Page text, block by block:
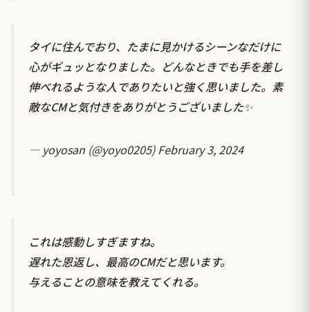
タイに住んでおり、たまに見かけるシーンなだけに
心がギュッとなりました。どんなときでも手を差し
伸べれるような人でありたいと強く思いました。素
敵なCMと気付きをありがとうございました✨
— yoyosan (@yoyo0205)February 3, 2024
これは感動しすぎますね。
遅れた恩返し、最高のCMだと思います。
与えることの意味を教えてくれる。